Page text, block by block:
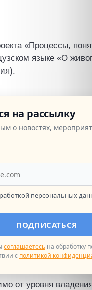
«Процессы,
языке «О
французских
разговор о живописи
творчестве
выставки
знания и
от уровня
на рассылку
о новостях,
персональных
ПОДПИСАТЬСЯ
соглашаетесь на обработку
с политикой